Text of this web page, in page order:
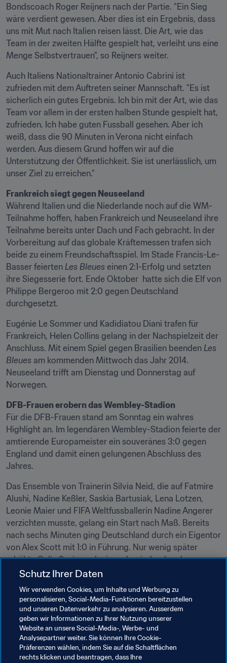
Bondscoach Roger Reijners nach der Partie. "Ein Sieg
wäre verdient gewesen. Aber dies ist ein Ergebnis, dass
uns mit Mut nach Italien reisen lässt. Die Art, wie das
Team in der zweiten Hälfte gespielt hat, verleiht uns eine
Menge Selbstvertrauen", so Reijners weiter.
Auch Italiens Nationaltrainer Antonio Cabrini ist
zufrieden mit dem Auftreten seiner Mannschaft. "Es ist
sicherlich ein gutes Ergebnis. Ich bin mit der Art, wie das
Team vor allem in der ersten halben Stunde gespielt hat,
zufrieden. Ich habe guten Fussball gesehen. Aber ich
weiß, dass die 90 Minuten in Verona nicht einfach
werden. Aus diesem Grund hoffen wir auf die
Unterstützung der Öffentlichkeit. Sie ist unerlässlich, um
unser Ziel zu erreichen."
Während Italien und die Niederlande noch auf die WM-
Teilnahme hoffen, haben Frankreich und Neuseeland ihre
Teilnahme bereits unter Dach und Fach gebracht. In der
Vorbereitung auf das globale Kräftemessen trafen sich
beide zu einem Freundschaftsspiel. Im Stade Francis-Le-
Basser feierten Les Bleues einen 2:1-Erfolg und setzten
ihre Siegesserie fort. Ende Oktober  hatte sich die Elf von
Philippe Bergeroo mit 2:0 gegen Deutschland
durchgesetzt.
Eugénie Le Sommer und Kadidiatou Diani trafen für
Frankreich, Helen Collins gelang in der Nachspielzeit der
Anschluss. Mit einem Spiel gegen Brasilien beenden Les
Bleues am kommenden Mittwoch das Jahr 2014.
Neuseeland trifft am Dienstag und Donnerstag auf
Norwegen.
Für die DFB-Frauen stand am Sonntag ein wahres
Highlight an. Im legendären Wembley-Stadion feierte der
amtierende Europameister ein souveränes 3:0 gegen
England und damit einen gelungenen Abschluss des
Jahres.
Das Ensemble von Trainerin Silvia Neid, die auf Fatmire
Alushi, Nadine Keßler, Saskia Bartusiak, Lena Lotzen,
Leonie Maier und FIFA Weltfussballerin Nadine Angerer
verzichten musste, gelang ein Start nach Maß. Bereits
nach sechs Minuten ging Deutschland durch ein Eigentor
von Alex Scott mit 1:0 in Führung. Nur wenig später
erhöhte Celia Sasic nach einem beeindruckenden
Sololauf, bei dem sie gleich zwei gegnerische
ihrem zweiten Tor kurz vor dem Ende der ersten Halbzeit
für klare Verhältnisse.
Verwandte Themen
Schutz Ihrer Daten
Wir verwenden Cookies, um Inhalte und Werbung zu
personalisieren, Social-Media-Funktionen bereitzustellen
und unseren Datenverkehr zu analysieren. Ausserdem
geben wir Informationen zu Ihrer Nutzung unserer
Website an unsere Social-Media-, Werbe- und
Analysepartner weiter. Sie können Ihre Cookie-
Präferenzen wählen, indem Sie auf die Schaltflächen
rechts klicken und beantragen, dass Ihre